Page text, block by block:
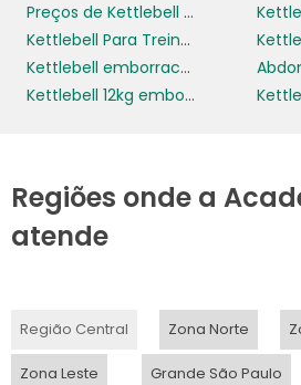
Preços de Kettlebell para Academia
Kettlebell Para Treino Intensivo em Casa
Kettlebell emborrachado
Kettlebell 12kg emborrachado
Regiões onde a
atende
Região Central Zona Norte
Zona Leste Grande São Paulo